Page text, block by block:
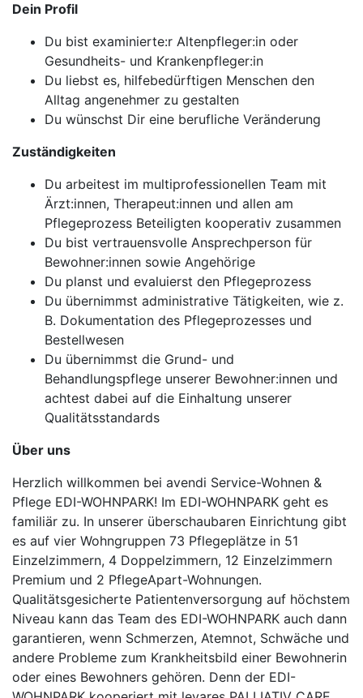
Dein Profil
Du bist examinierte:r Altenpfleger:in oder
Gesundheits- und Krankenpfleger:in
Du liebst es, hilfebedürftigen Menschen den
Alltag angenehmer zu gestalten
Du wünschst Dir eine berufliche Veränderung
Zuständigkeiten
Du arbeitest im multiprofessionellen Team mit
Ärzt:innen, Therapeut:innen und allen am
Pflegeprozess Beteiligten kooperativ zusammen
Du bist vertrauensvolle Ansprechperson für
Bewohner:innen sowie Angehörige
Du planst und evaluierst den Pflegeprozess
Du übernimmst administrative Tätigkeiten, wie z.
B. Dokumentation des Pflegeprozesses und
Bestellwesen
Du übernimmst die Grund- und
Behandlungspflege unserer Bewohner:innen und
achtest dabei auf die Einhaltung unserer
Qualitätsstandards
Über uns
Herzlich willkommen bei avendi Service-Wohnen &
Pflege EDI-WOHNPARK! Im EDI-WOHNPARK geht es
familiär zu. In unserer überschaubaren Einrichtung gibt
es auf vier Wohngruppen 73 Pflegeplätze in 51
Einzelzimmern, 4 Doppelzimmern, 12 Einzelzimmern
Premium und 2 PflegeApart-Wohnungen.
Qualitätsgesicherte Patientenversorgung auf höchstem
Niveau kann das Team des EDI-WOHNPARK auch dann
garantieren, wenn Schmerzen, Atemnot, Schwäche und
andere Probleme zum Krankheitsbild einer Bewohnerin
oder eines Bewohners gehören. Denn der EDI-